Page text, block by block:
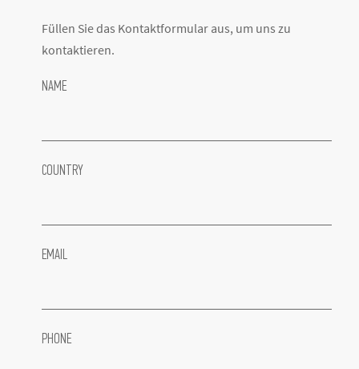
Füllen Sie das Kontaktformular aus, um uns zu
kontaktieren.
NAME
COUNTRY
EMAIL
PHONE